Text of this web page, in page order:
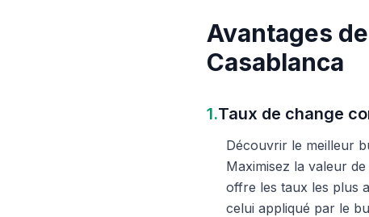
Avantages
Casablanca
1.Taux de change
Découvrir le meilleur
Maximisez la valeur
offre les taux les plus
celui appliqué par le